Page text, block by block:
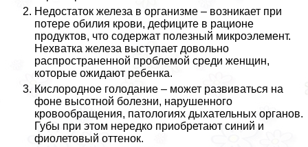
Недостаток железа в организме – возникает при
потере обилия крови, дефиците в рационе
продуктов, что содержат полезный микроэлемент.
Нехватка железа выступает довольно
распространенной проблемой среди женщин,
которые ожидают ребенка.
Кислородное голодание – может развиваться на
фоне высотной болезни, нарушенного
кровообращения, патологиях дыхательных органов.
Губы при этом нередко приобретают синий и
фиолетовый оттенок.